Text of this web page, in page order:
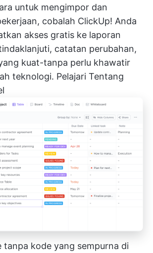
untuk mengimpor dan
cobalah ClickUp! Anda
akses gratis ke laporan
catatan perubahan,
kuat-tanpa perlu khawatir
teknologi. Pelajari Tentang
tanpa kode yang sempurna di